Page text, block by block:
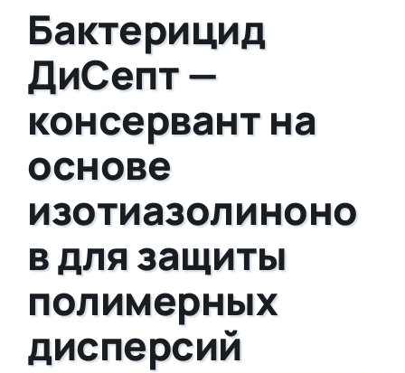
Бактерицид
ДиСепт —
консервант на
основе
изотиазолиноно
в для защиты
полимерных
дисперсий